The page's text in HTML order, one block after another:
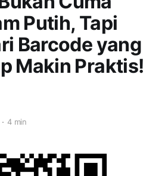
Putih, Tapi
Barcode yang
Makin Praktis!
4 min